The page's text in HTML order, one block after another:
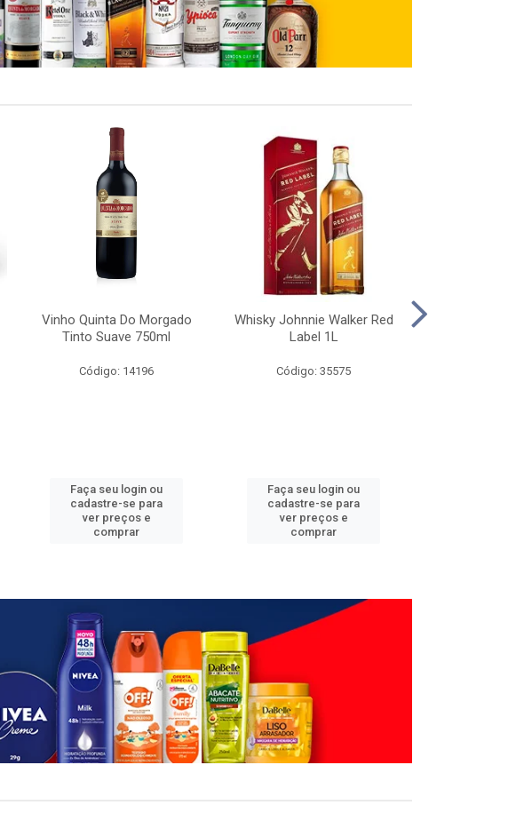
Vinho Quinta Do Morgado
Tinto Suave 750ml
Código: 14196
Faça seu login ou
cadastre-se para
ver preços e
comprar
Whisky Johnnie Walker Red
Label 1L
Código: 35575
Faça seu login ou
cadastre-se para
ver preços e
comprar